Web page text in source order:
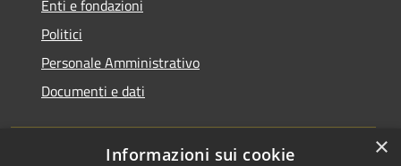
Enti e fondazioni
Politici
Personale Amministrativo
Documenti e dati
×
Informazioni sui cookie